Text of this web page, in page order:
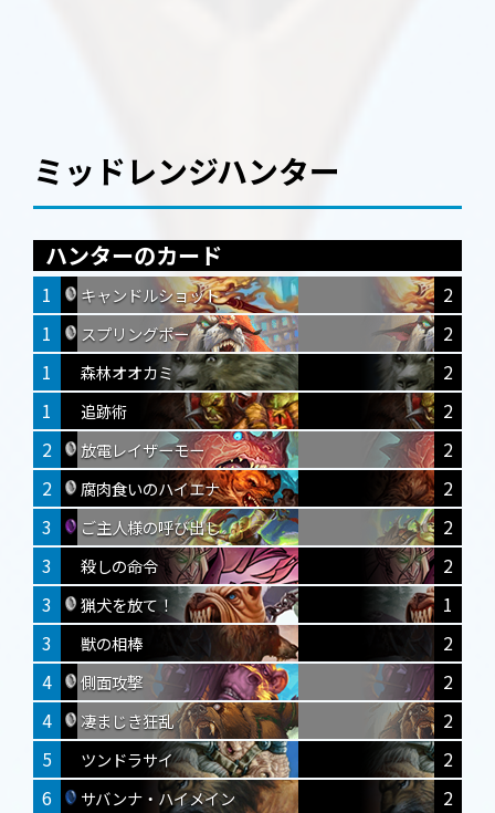
ミッドレンジハンター
ハンターのカード
1 キャンドルショット
2
1
スプリングポー
2
1
森林オオカミ
2
1
追跡術
2
2
放電レイザーモー
2
2
腐肉食いのハイエナ
2
3
ご主人様の呼び出し
2
3
殺しの命令
2
3
猟犬を放て！
1
3
獣の相棒
2
4
側面攻撃
2
4
凄まじき狂乱
2
5
ツンドラサイ
2
6
サバンナ・ハイメイン
2